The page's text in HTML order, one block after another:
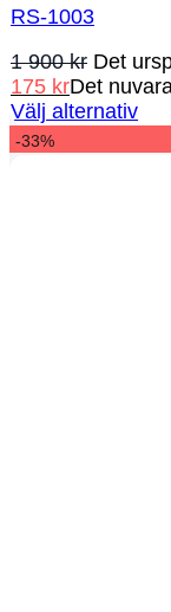
RS-1003
1 900kr Det
175 krDet
Välj alternativ
-33%